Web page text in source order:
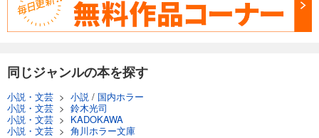
同じジャンルの本を探す
小説・文芸 > 小説 / 国内ホラー
小説・文芸 > 鈴木光司
小説・文芸 > KADOKAWA
小説・文芸 > 角川ホラー文庫